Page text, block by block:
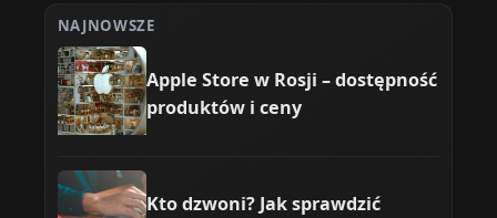
NAJNOWSZE
Apple Store w Rosji – dostępność
produktów i ceny
Kto dzwoni? Jak sprawdzić